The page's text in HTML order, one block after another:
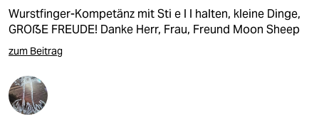
Wurstfinger-Kompetänz mit Sti e l l halten, kleine Dinge,
GROẞE FREUDE! Danke Herr, Frau, Freund Moon Sheep
zum Beitrag